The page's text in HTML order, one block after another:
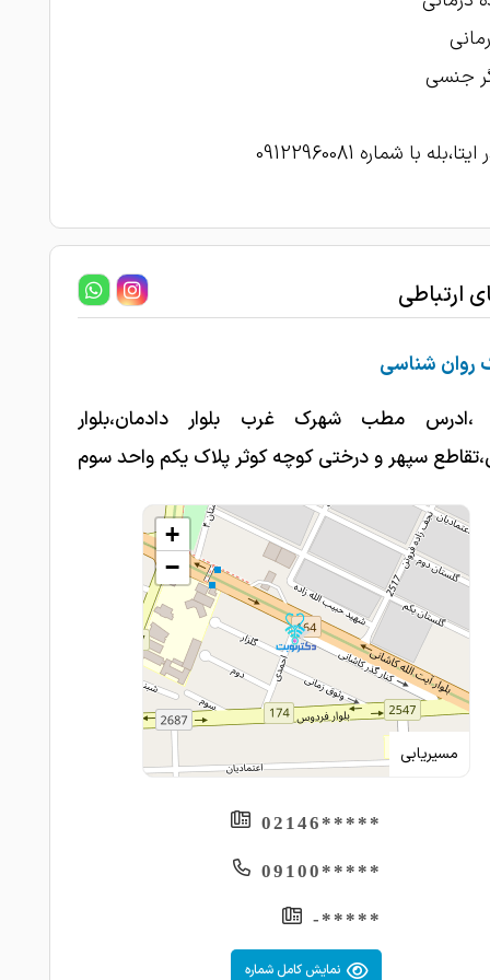
جنسی
با شماره 09122960081
ارتباطی
روان شناسی
،ادرس مطب شهرک غرب بلوار دادمان،بلوار
سپهر و درختی کوچه کوثر پلاک یکم واحد سوم
مسیریابی
+
−
*****02146
*****09100
*****-
نمایش کامل شماره